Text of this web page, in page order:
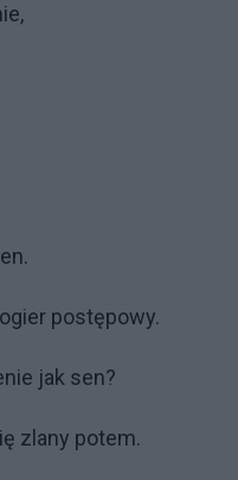
postępowy.
jak sen?
zlany potem.